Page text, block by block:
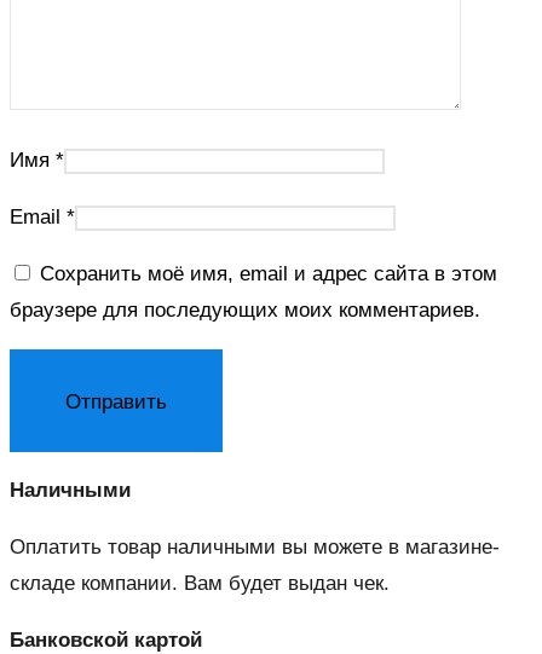
Имя *
Email *
Сохранить моё имя, email и адрес сайта в этом
браузере для последующих моих комментариев.
Наличными
Оплатить товар наличными вы можете в магазине-
складе компании. Вам будет выдан чек.
Банковской картой